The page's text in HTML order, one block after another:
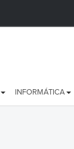
INFORMÁTICA